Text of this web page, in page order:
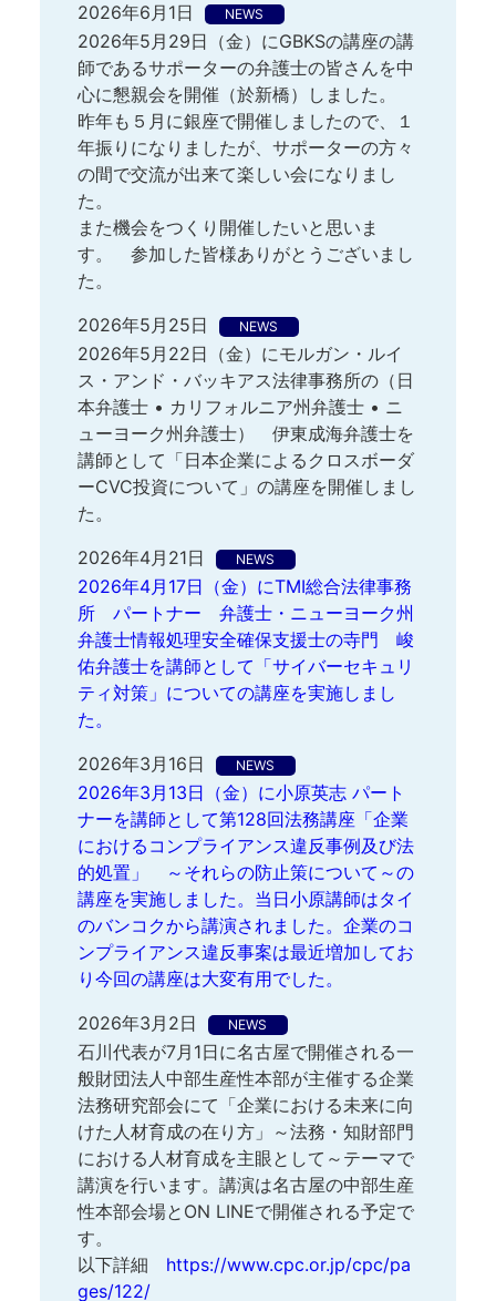
2026年6月1日
NEWS
2026年5月29日（金）にGBKSの講座の講
師であるサポーターの弁護士の皆さんを中
心に懇親会を開催（於新橋）しました。
昨年も５月に銀座で開催しましたので、１
年振りになりましたが、サポーターの方々
の間で交流が出来て楽しい会になりまし
た。
また機会をつくり開催したいと思いま
す。 参加した皆様ありがとうございまし
た。
2026年5月25日
NEWS
2026年5月22日（金）にモルガン・ルイ
ス・アンド・バッキアス法律事務所の（日
本弁護士 • カリフォルニア州弁護士 • ニ
ューヨーク州弁護士） 伊東成海弁護士を
講師として「日本企業によるクロスボーダ
ーCVC投資について」の講座を開催しまし
た。
2026年4月21日
NEWS
2026年4月17日（金）にTMI総合法律事務
所 パートナー 弁護士・ニューヨーク州
弁護士情報処理安全確保支援士の寺門 峻
佑弁護士を講師として「サイバーセキュリ
ティ対策」についての講座を実施しまし
た。
2026年3月16日
NEWS
2026年3月13日（金）に小原英志 パート
ナーを講師として第128回法務講座「企業
におけるコンプライアンス違反事例及び法
的処置」 ～それらの防止策について～の
講座を実施しました。当日小原講師はタイ
のバンコクから講演されました。企業のコ
ンプライアンス違反事案は最近増加してお
り今回の講座は大変有用でした。
2026年3月2日
NEWS
石川代表が7月1日に名古屋で開催される一
般財団法人中部生産性本部が主催する企業
法務研究部会にて「企業における未来に向
けた人材育成の在り方」～法務・知財部門
における人材育成を主眼として～テーマで
講演を行います。講演は名古屋の中部生産
性本部会場とON LINEで開催される予定で
す。
以下詳細 https://www.cpc.or.jp/cpc/pa
ges/122/